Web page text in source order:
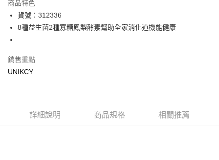
LINE Pay
Apple Pay
商品特色
貨號：312336
8種益生菌2種寡糖鳳梨酵素幫助全家消化道機能健康
銷售重點
UNIKCY
詳細說明 商品規格 相關推薦